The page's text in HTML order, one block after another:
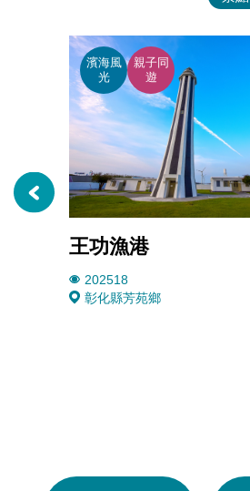
濱海風
光
親子同
遊
王功漁港
202518
彰化縣芳苑鄉